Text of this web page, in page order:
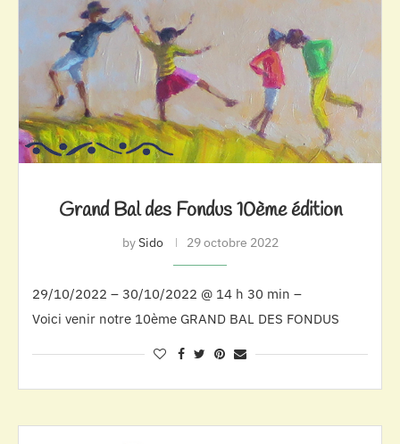
Grand Bal des Fondus 10ème édition
bySido 29 octobre 2022
29/10/2022 – 30/10/2022 @ 14 h 30 min –
Voici venir notre 10ème GRAND BAL DES FONDUS